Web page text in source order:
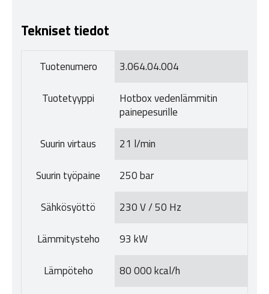
Tekniset tiedot
Tuotenumero 3.064.04.004
Tuotetyyppi
Hotbox vedenlämmitin
painepesurille
Suurin virtaus 21 l/min
Suurin työpaine 250 bar
Sähkösyöttö 230 V / 50 Hz
Lämmitysteho 93 kW
Lämpöteho 80 000 kcal/h